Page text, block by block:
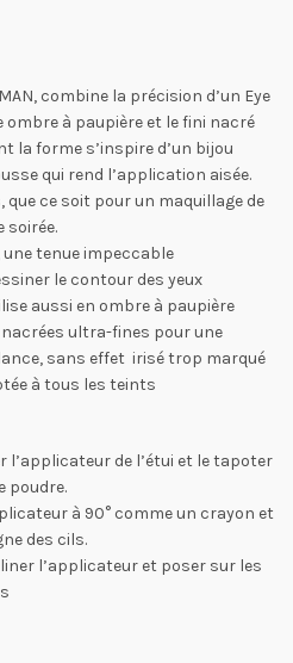
combine la précision d’un Eye
ombre à paupière et le fini nacré
la forme s’inspire d’un bijou
qui rend l’application aisée.
ce soit pour un maquillage de
soirée.
une tenue impeccable
le contour des yeux
aussi en ombre à paupière
ultra-fines pour une
sans effet irisé trop marqué
à tous les teints
l’applicateur de l’étui et le tapoter
poudre.
à 90° comme un crayon et
des cils.
l’applicateur et poser sur les